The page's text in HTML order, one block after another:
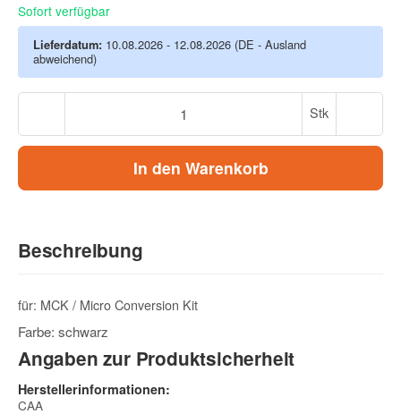
Sofort verfügbar
Lieferdatum: 10.08.2026 - 12.08.2026 (DE - Ausland
abweichend)
Stk
In den Warenkorb
Beschreibung
für: MCK / Micro Conversion Kit
Farbe: schwarz
Angaben zur Produktsicherheit
Herstellerinformationen:
CAA